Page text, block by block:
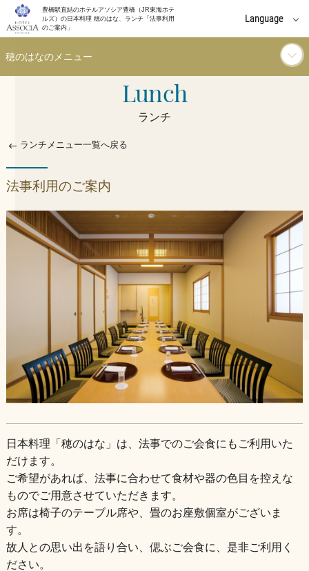
豊橋駅直結のホテルアソシア豊橋（JR東海ホテ
ルズ）の日本料理 穂のはな、ランチ「法事利用
のご案内」
Language
穂のはなのメニュー
ディナー
ドリンク
お知らせ
店舗情報
Lunch
ランチ
ランチメニュー一覧へ戻る
法事利用のご案内
日本料理「穂のはな」は、法事でのご会食にもご利用いた
だけます。
ご希望があれば、法事に合わせて食材や器の色目を控えな
ものでご用意させていただきます。
お席は椅子のテーブル席や、畳のお座敷個室がございま
す。
故人との思い出を語り合い、偲ぶご会食に、是非ご利用く
ださい。